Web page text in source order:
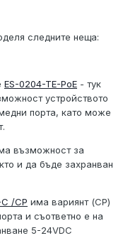
следните неща:
ES-0204-TE-PoE - тук
устройството
порта, като може
възможност за
и да бъде захранван
/CP има вариянт (CP)
и съответно е на
5-24VDC